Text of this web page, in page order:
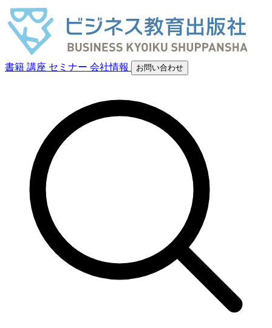
書籍 講座 セミナー 会社情報 お問い合わせ